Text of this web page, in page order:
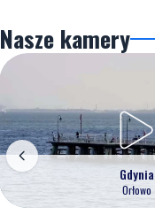
Nasze kamery
Gdynia
Orłowo